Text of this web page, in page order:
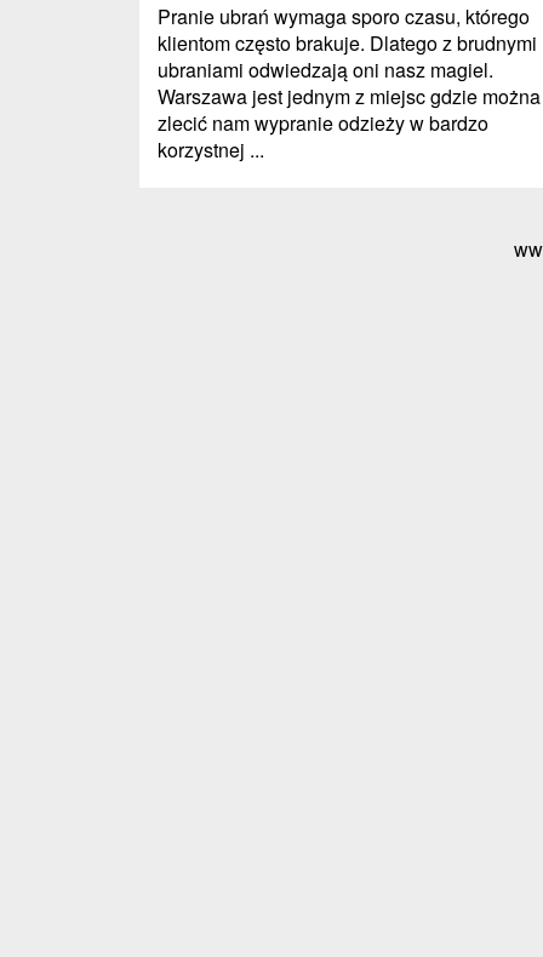
Pranie ubrań wymaga sporo czasu, którego
klientom często brakuje. Dlatego z brudnymi
ubraniami odwiedzają oni nasz magiel.
Warszawa jest jednym z miejsc gdzie można
zlecić nam wypranie odzieży w bardzo
korzystnej ...